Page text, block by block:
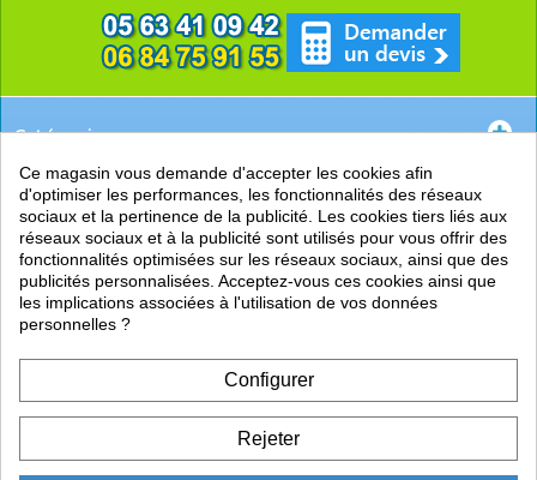
Catégories
EN SAVOIR +
PRATIQUE
LIENS
Ce magasin vous demande d'accepter les cookies afin
d'optimiser les performances, les fonctionnalités des réseaux
sociaux et la pertinence de la publicité. Les cookies tiers liés aux
réseaux sociaux et à la publicité sont utilisés pour vous offrir des
fonctionnalités optimisées sur les réseaux sociaux, ainsi que des
publicités personnalisées. Acceptez-vous ces cookies ainsi que
les implications associées à l'utilisation de vos données
personnelles ?
Configurer
Rejeter